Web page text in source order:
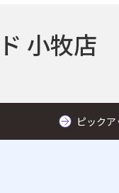
小牧店
ピック